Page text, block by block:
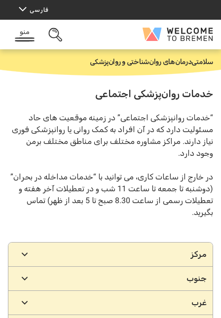
محتوا
فارسی
Welcome
Bremen
باز
منو
خ
ا
سلامتیدرمان‌های روان‌شناختی و روان‌پزشکی
خدمات روان‌پزشکی اجتماعی
“خدمات روانپزشکی اجتماعی” در زمینه موقعیت های حاد
مسئولیت دارد که در آن افراد به کمک روانی یا روانپزشکی فوری
نیاز دارند. مراکز مشاوره مختلف برای مناطق مختلف برمن
وجود دارد.
در خارج از ساعات کاری، می توانید با “خدمات مداخله در بحران”
(دوشنبه تا جمعه تا ساعت 11 شب و در تعطیلات آخر هفته و
تعطیلات رسمی از ساعت 8.30 صبح تا 5 بعد از ظهر) تماس
بگیرید.
مکان
هامرکز
جنوب
غرب